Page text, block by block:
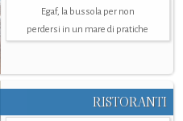
Egaf, la bussola per non
perdersi in un mare di pratiche
RISTORANTI